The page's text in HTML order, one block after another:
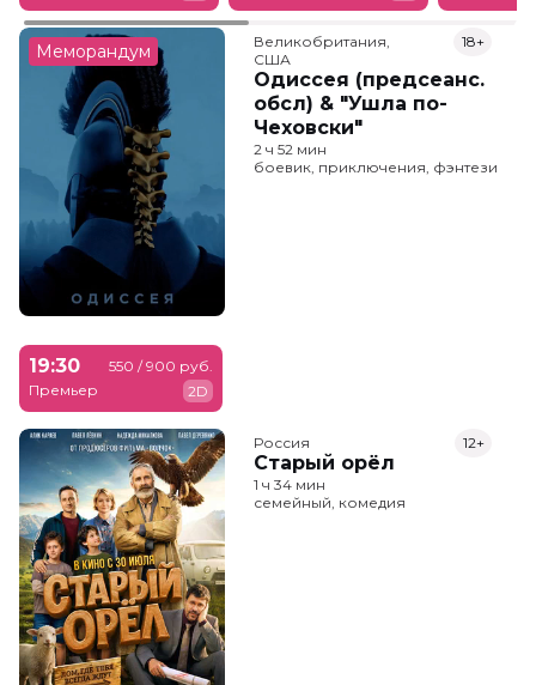
Меморандум
Великобритания,
США
Одиссея (предсеанс.
обсл) & "Ушла по-
Чеховски"
18+
2 ч 52 мин
боевик, приключения, фэнтези
19:30
Премьер
550 / 900 руб.
2D
Россия
Старый орёл
12+
1 ч 34 мин
семейный, комедия